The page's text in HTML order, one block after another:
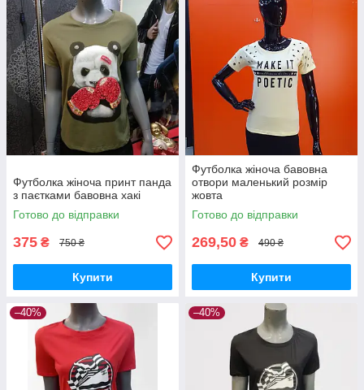
Футболка жіноча принт панда
з паєтками бавовна хакі
Готово до відправки
375 ₴ 750 ₴
Купити
Футболка жіноча бавовна
отвори маленький розмір
жовта
Готово до відправки
269,50 ₴ 490 ₴
Купити
–40% –40%